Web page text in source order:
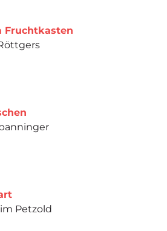
Fruchtkasten
Petzold